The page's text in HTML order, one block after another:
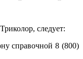
следует:
справочной 8 (800)